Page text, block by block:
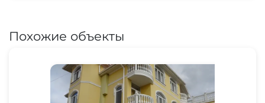
Похожие объекты